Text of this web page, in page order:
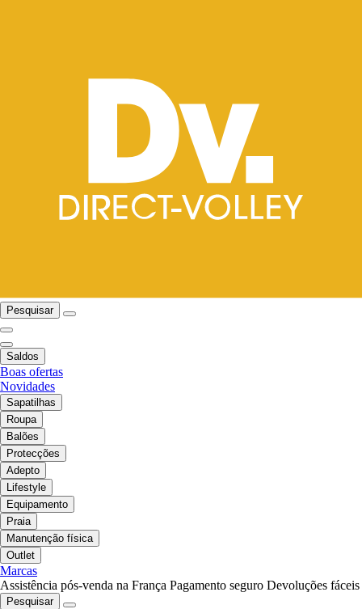
Pesquisar
Saldos
Boas ofertas
Novidades
Sapatilhas
Roupa
Balões
Protecções
Adepto
Lifestyle
Equipamento
Praia
Manutenção física
Outlet
Marcas
Assistência pós-venda na França Pagamento seguro Devoluções fáceis
Pesquisar